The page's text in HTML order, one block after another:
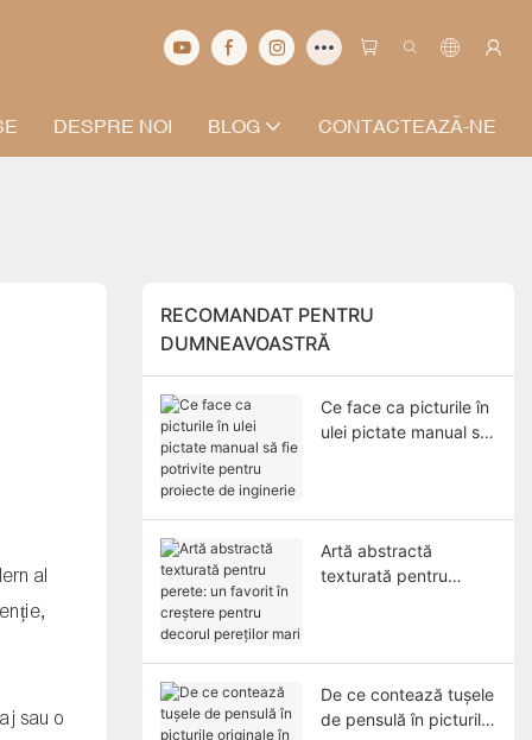
DESPRE NOI BLOG CONTACTEAZĂ-NE
al
sau o
RECOMANDAT PENTRU
DUMNEAVOASTRĂ
Ce face ca picturile în
ulei pictate manual să
Artă abstractă
texturată pentru
De ce contează tușele
de pensulă în picturile